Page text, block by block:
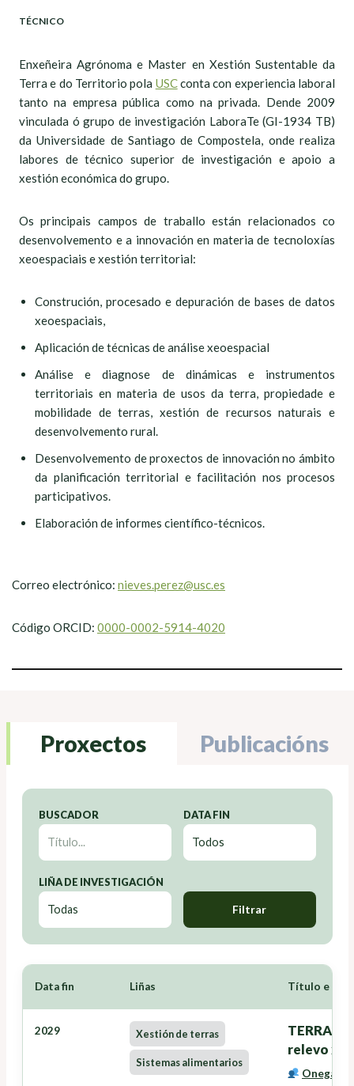
TÉCNICO
Enxeñeira Agrónoma e Master en Xestión Sustentable da
Terra e do Territorio pola USCconta con experiencia laboral
tanto na empresa pública como na privada. Dende 2009
vinculada ó grupo de investigación LaboraTe (GI-1934 TB)
da Universidade de Santiago de Compostela, onde realiza
labores de técnico superior de investigación e apoio a
xestión económica do grupo.
Os principais campos de traballo están relacionados co
desenvolvemento e a innovación en materia de tecnoloxías
xeoespaciais e xestión territorial:
Construción, procesado e depuración de bases de datos
xeoespaciais,
Aplicación de técnicas de análise xeoespacial
Análise e diagnose de dinámicas e instrumentos
territoriais en materia de usos da terra, propiedade e
mobilidade de terras, xestión de recursos naturais e
desenvolvemento rural.
Desenvolvemento de proxectos de innovación no ámbito
da planificación territorial e facilitación nos procesos
participativos.
Elaboración de informes científico-técnicos.
Correo electrónico: nieves.perez@usc.es
Código ORCID: 0000-0002-5914-4020
Proxectos Publicacións
BUSCADOR DATA FIN
LIÑA DE INVESTIGACIÓN
Filtrar
Data fin Liñas Título e
2029 Xestión de terras
Sistemas alimentarios
relevo
Onega